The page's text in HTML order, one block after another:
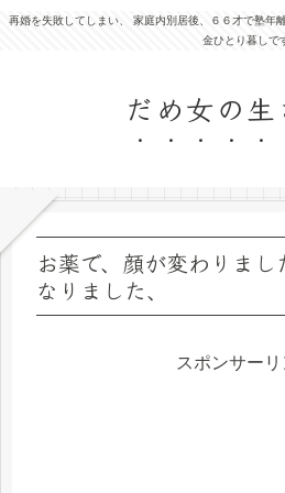
再婚を失敗してしまい、 家庭内別居後、６６才で塾年
金ひとり暮しで
だめ女の生
お薬で、顔が変わりまし
なりました、
スポンサーリ